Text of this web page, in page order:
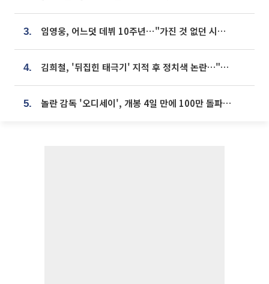
3. 임영웅, 어느덧 데뷔 10주년⋯"가진 것 없던 시절, 내 앞엔 20명의 팬뿐"
4. 김희철, '뒤집힌 태극기' 지적 후 정치색 논란…"좌우 떠나 우리나라 국기"
5. 놀란 감독 '오디세이', 개봉 4일 만에 100만 돌파⋯'왕사남' 보다 빠르다